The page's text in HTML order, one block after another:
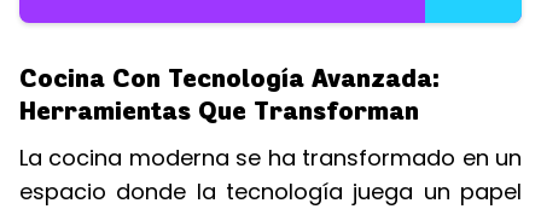
Cocina Con Tecnología Avanzada:
Herramientas Que Transforman
La cocina moderna se ha transformado en un
espacio donde la tecnología juega un papel